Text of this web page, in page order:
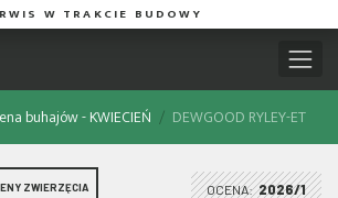
W TRAKCIE BUDOWY
buhajów - KWIECIEŃ DEWGOOD RYLEY-ET
ZWIERZĘCIA OCENA: 2026/1